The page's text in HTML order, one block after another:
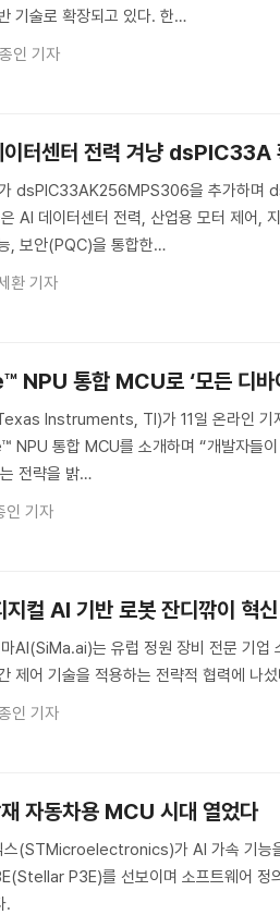
기술로 확장되고 있다. 한…
인 기자
이터센터 전력 겨냥 dsPIC33A
dsPIC33AK256MPS306을 추가하며
AI 데이터센터 전력, 산업용 모터 제어,
, 보안(PQC)을 통합한…
환 기자
통합 MCU로 ‘모든 디바
Instruments, TI)가 11일 온라인 기
NPU 통합 MCU를 소개하며 “개발자들
전략을 밝…
인 기자
컬 AI 기반 로봇 잔디깎이 혁
AI(SiMa.ai)는 유럽 정원 장비 전문 기업
제어 기술을 적용하는 전략적 협력에 나
인 기자
자동차용 MCU 시대 열었다
스(STMicroelectronics)가 AI 가속 기능
P3E)를 선보이며 소프트웨어 정
.